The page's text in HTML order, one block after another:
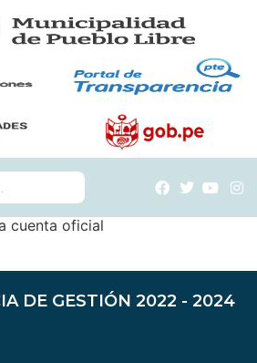
cuenta oficial
DE GESTIÓN 2022 - 2024